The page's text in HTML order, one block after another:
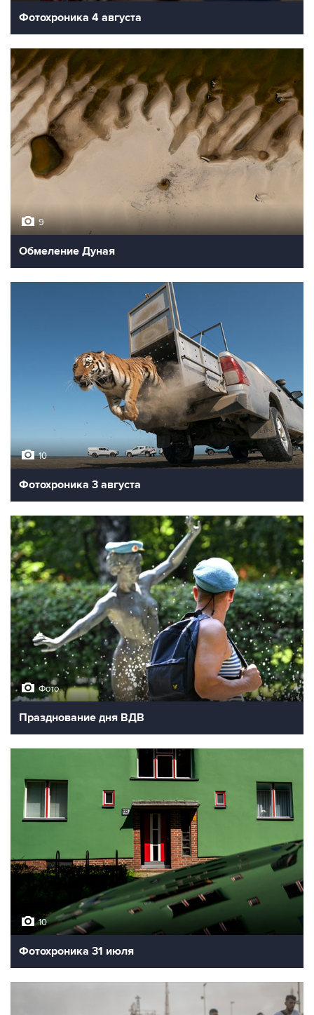
Фотохроника 4 августа
9
Обмеление Дуная
10
Фотохроника 3 августа
Фото
Празднование дня ВДВ
10
Фотохроника 31 июля